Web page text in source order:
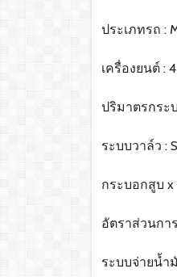
ประเภทรถ :
เครื่องยนต์ :
ปริมาตรกระ
ระบบวาล์ว :
กระบอกสูบ x
อัตราส่วนการ
ระบบจ่ายน้ำ